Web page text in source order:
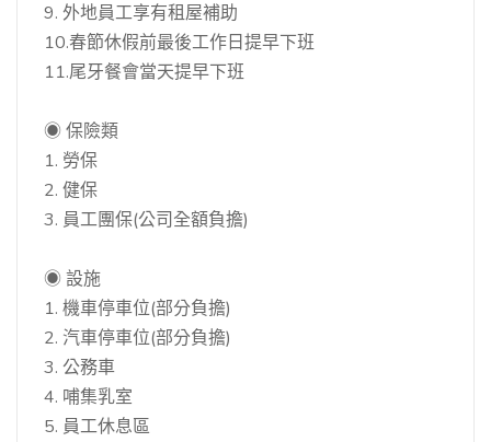
9. 外地員工享有租屋補助
10.春節休假前最後工作日提早下班
11.尾牙餐會當天提早下班
◉ 保險類
1. 勞保
2. 健保
3. 員工團保(公司全額負擔)
◉ 設施
1. 機車停車位(部分負擔)
2. 汽車停車位(部分負擔)
3. 公務車
4. 哺集乳室
5. 員工休息區